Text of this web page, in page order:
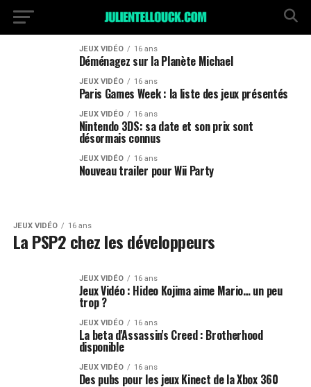
JEUX VIDÉO 16 ans
Déménagez sur la Planète Michael
JEUX VIDÉO 16 ans
Paris Games Week : la liste des jeux présentés
JEUX VIDÉO 16 ans
Nintendo 3DS: sa date et son prix sont
désormais connus
JEUX VIDÉO 16 ans
Nouveau trailer pour Wii Party
JEUX VIDÉO 16 ans
La PSP2 chez les développeurs
JEUX VIDÉO 16 ans
Jeux Vidéo : Hideo Kojima aime Mario… un peu
trop ?
JEUX VIDÉO 16 ans
La beta d'Assassin's Creed : Brotherhood
disponible
JEUX VIDÉO 16 ans
Des pubs pour les jeux Kinect de la Xbox 360